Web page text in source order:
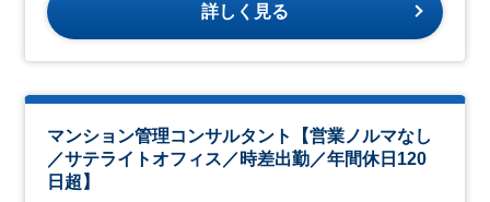
詳しく見る
マンション管理コンサルタント【営業ノルマなし
／サテライトオフィス／時差出勤／年間休日120
日超】